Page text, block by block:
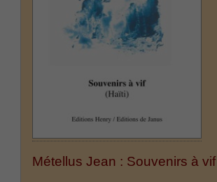
Métellus Jean : Souvenirs à vif